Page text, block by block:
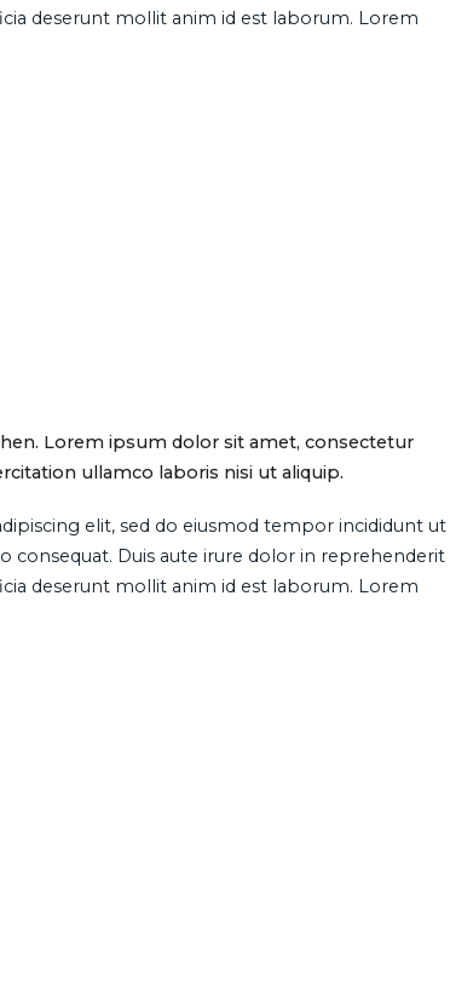
deserunt mollit anim id est laborum. Lorem
Lorem ipsum dolor sit amet, consectetur
ullamco laboris nisi ut aliquip.
elit, sed do eiusmod tempor incididunt ut
consequat. Duis aute irure dolor in reprehenderit
deserunt mollit anim id est laborum. Lorem